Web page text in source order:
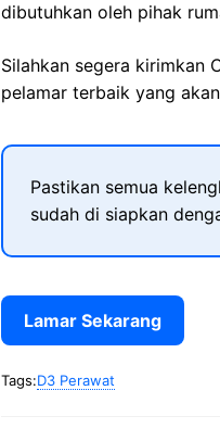
dibutuhkan oleh pihak
Silahkan segera kirimkan
pelamar terbaik yang
Pastikan semua
sudah di siapkan
Lamar Sekarang
Tags:D3 Perawat